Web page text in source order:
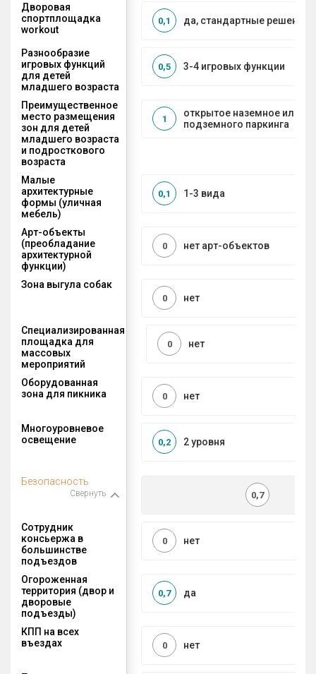
Дворовая
спортплощадка
workout
да, стандартные решения
0,1
Разнообразие
игровых функций
для детей
младшего возраста
3-4 игровых функции
0,5
Преимущественное
место размещения
зон для детей
младшего возраста
и подросткового
возраста
открытое наземное или на
подземного паркинга
1
Малые
архитектурные
формы (уличная
мебель)
1-3 вида
0,1
Арт-объекты
(преобладание
архитектурной
функции)
нет арт-объектов
0
Зона выгула собак
нет
0
Специализированная
площадка для
массовых
мероприятий
нет
0
Оборудованная
зона для пикника
нет
0
Многоуровневое
освещение
2 уровня
0,2
Безопасность
Свернуть 0,7
Сотрудник
консьержа в
большинстве
подъездов
нет
0
Огороженная
территория (двор и
дворовые
подъезды)
да
0,7
КПП на всех
въездах
нет
0